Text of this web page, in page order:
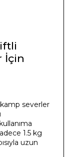
İçin
severler
1.5 kg
uzun